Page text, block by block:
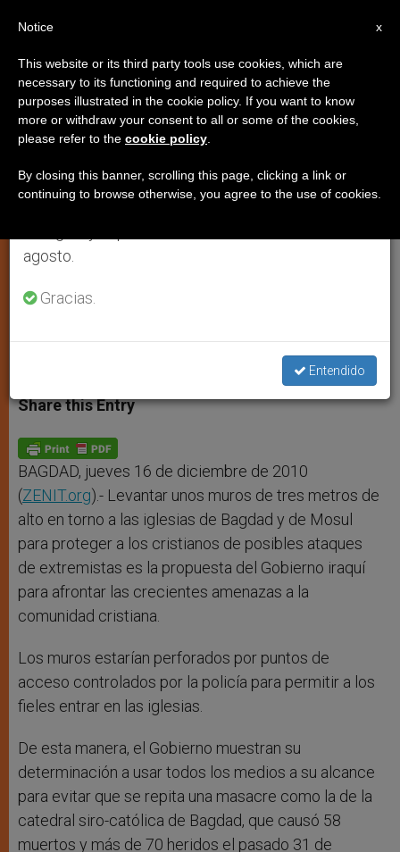
Iraq: Una Navidad celebrada tras
altos muros
conferencia internacional por las
minorías en Oriente Medio
CULTURA
t
s
p
p
s
e
g
e
e
b
o
k
t r
Share this Entry
BAGDAD, jueves 16 de diciembre de 2010
(ZENIT.org).- Levantar unos muros de tres metros de
alto en torno a las iglesias de Bagdad y de Mosul
para proteger a los cristianos de posibles ataques
de extremistas es la propuesta del Gobierno iraquí
para afrontar las crecientes amenazas a la
comunidad cristiana.
Los muros estarían perforados por puntos de
acceso controlados por la policía para permitir a los
fieles entrar en las iglesias.
De esta manera, el Gobierno muestran su
determinación a usar todos los medios a su alcance
para evitar que se repita una masacre como la de la
catedral siro-católica de Bagdad, que causó 58
muertos y más de 70 heridos el pasado 31 de
×
Aviso importante
Del 27 de julio al 7 de agosto haremos la pausa
anual, aprovechando que en el periodo de verano
se generan menos informaciones y también el
agosto.
Gracias.
Entendido
x
Notice
This website or its third party tools use cookies, which are
necessary to its functioning and required to achieve the
purposes illustrated in the cookie policy. If you want to know
more or withdraw your consent to all or some of the cookies,
please refer to the cookie policy
By closing this banner, scrolling this page, clicking a link or
continuing to browse otherwise, you agree to the use of cookies.